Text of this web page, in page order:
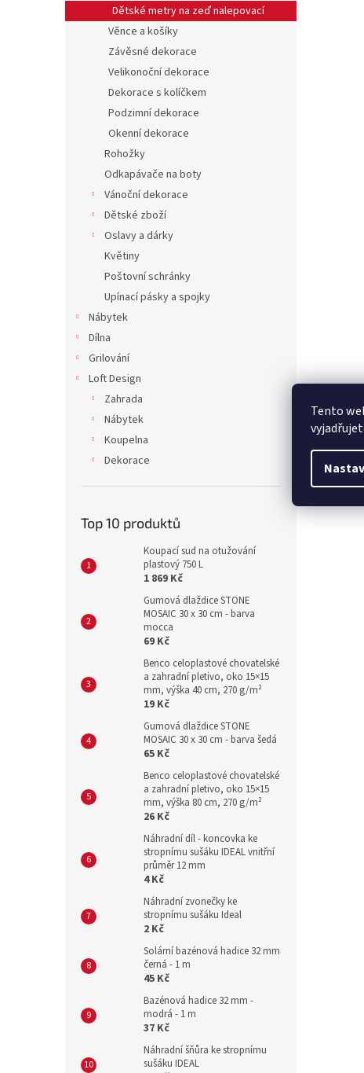
Tento
Dětské metry na zeď nalepovací
Věnce a košíky
Závěsné dekorace
Velikonoční dekorace
Dekorace s kolíčkem
Podzimní dekorace
Okenní dekorace
Rohožky
Odkapávače na boty
Vánoční dekorace
Dětské zboží
Oslavy a dárky
Květiny
Poštovní schránky
Upínací pásky a spojky
Nábytek
Dílna
Grilování
Loft Design
Zahrada
Nábytek
Koupelna
Dekorace
Top 10 produktů
Koupací sud na otužování
plastový 750 L
1 869 Kč
Gumová dlaždice STONE
MOSAIC 30 x 30 cm - barva
mocca
69 Kč
Benco celoplastové chovatelské
a zahradní pletivo, oko 15×15
mm, výška 40 cm, 270 g/m²
19 Kč
Gumová dlaždice STONE
MOSAIC 30 x 30 cm - barva šedá
65 Kč
Benco celoplastové chovatelské
a zahradní pletivo, oko 15×15
mm, výška 80 cm, 270 g/m²
26 Kč
Náhradní díl - koncovka ke
stropnímu sušáku IDEAL vnitřní
průměr 12 mm
4 Kč
Náhradní zvonečky ke
stropnímu sušáku Ideal
2 Kč
Solární bazénová hadice 32 mm
černá - 1 m
45 Kč
Bazénová hadice 32 mm -
modrá - 1 m
37 Kč
Náhradní šňůra ke stropnímu
sušáku IDEAL